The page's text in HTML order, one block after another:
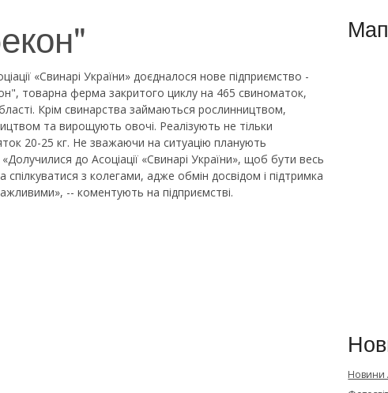
«Свинарі України» доєдналося нове підприємство -
товарна ферма закритого циклу на 465 свиноматок,
Крім свинарства займаються рослинництвом,
та вирощують овочі. Реалізують не тільки
20-25 кг. Не зважаючи на ситуацію планують
до Асоціації «Свинарі України», щоб бути весь
спілкуватися з колегами, адже обмін досвідом і підтримка
-- коментують на підприємстві.
Новини